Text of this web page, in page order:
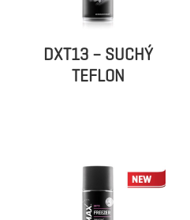
DXT13 – SUCHÝ
TEFLON